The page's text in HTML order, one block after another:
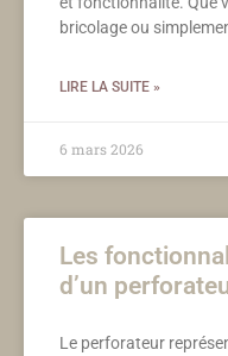
bricolage ou
LIRE LA SUITE »
6 mars 2026
Les
d’un
Le perforateur